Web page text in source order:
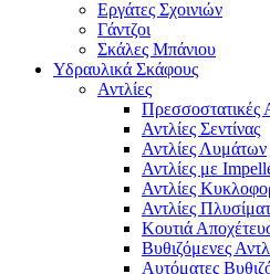
Εργάτες Σχοινιών
Γάντζοι
Σκάλες Μπάνιου
Υδραυλικά Σκάφους
Αντλίες
Πρεσσοστατικές
Αντλίες Σεντίνας
Αντλίες Λυμάτων
Αντλίες με
Αντλίες
Αντλίες
Κουτιά
Βυθιζόμενες
Αυτόματες